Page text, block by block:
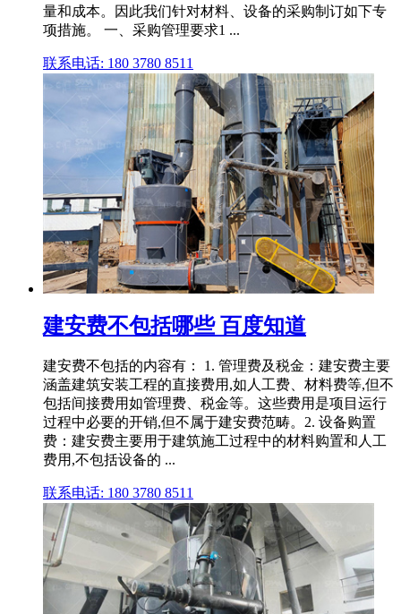
量和成本。因此我们针对材料、设备的采购制订如下专
项措施。 一、采购管理要求1 ...
联系电话: 180 3780 8511
建安费不包括哪些 百度知道
建安费不包括的内容有： 1. 管理费及税金：建安费主要
涵盖建筑安装工程的直接费用,如人工费、材料费等,但不
包括间接费用如管理费、税金等。这些费用是项目运行
过程中必要的开销,但不属于建安费范畴。2. 设备购置
费：建安费主要用于建筑施工过程中的材料购置和人工
费用,不包括设备的 ...
联系电话: 180 3780 8511